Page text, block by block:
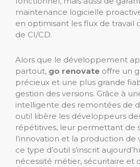
maintenance logicielle
en optimisant les flux de travail
de CI/CD.
Alors que le développement
partout, go renovate offre un
précieux et une plus grande
gestion des versions. Grâce à
intelligente des remontées de
outil libère les développeurs
répétitives, leur permettant de
l’innovation et la production de
ce type d’outil s’inscrit
nécessité métier, sécuritaire et